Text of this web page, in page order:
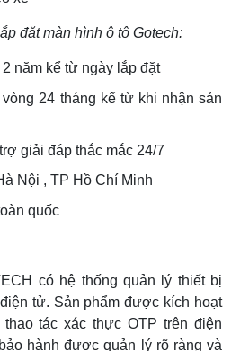
đặt màn hình ô tô Gotech:
năm kể từ ngày lắp đặt
24 tháng kể từ khi nhận sản
giải đáp thắc mắc 24/7
Nội , TP Hồ Chí Minh
quốc
có hệ thống quản lý thiết bị
tử. Sản phẩm được kích hoạt
tác xác thực OTP trên điện
hành được quản lý rõ ràng và